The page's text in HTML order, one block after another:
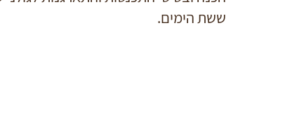
ששת הימים.